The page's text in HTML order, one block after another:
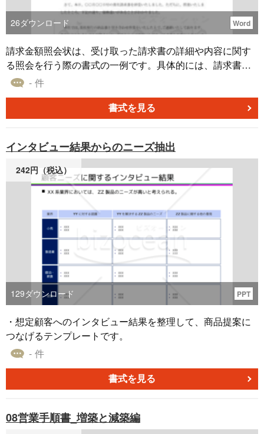
26ダウンロード Word
請求金額照会状は、受け取った請求書の詳細や内容に関す
る照会を行う際の書式の一例です。具体的には、請求書の
金額や内容に疑問や不明点がある場合、または確認を求め
や確認を行うことができます。 ビジネスの現場でのやり取
りや、複雑な取引の中で生じる疑問を解消するための有効
とで、よりスムーズなコミュニケーションを図ることが可
能です。使用時は、必要に応じて内容を適切に変更・補足
して、正確な情報照会を行いましょう。
- 件
書式を見る
インタビュー結果からのニーズ抽出
242円（税込）
129ダウンロード PPT
・想定顧客へのインタビュー結果を整理して、商品提案に
つなげるテンプレートです。
- 件
書式を見る
08営業手順書_増築と減築編